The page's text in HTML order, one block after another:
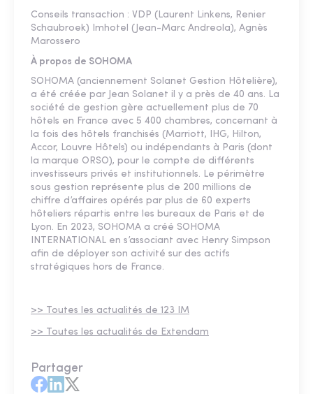
Conseils transaction : VDP (Laurent Linkens, Renier
Schaubroek) Imhotel (Jean-Marc Andreola), Agnès
Marossero
À propos de SOHOMA
SOHOMA (anciennement Solanet Gestion Hôtelière),
a été créée par Jean Solanet il y a près de 40 ans. La
société de gestion gère actuellement plus de 70
hôtels en France avec 5 400 chambres, concernant à
la fois des hôtels franchisés (Marriott, IHG, Hilton,
Accor, Louvre Hôtels) ou indépendants à Paris (dont
la marque ORSO), pour le compte de différents
investisseurs privés et institutionnels. Le périmètre
sous gestion représente plus de 200 millions de
chiffre d’affaires opérés par plus de 60 experts
hôteliers répartis entre les bureaux de Paris et de
Lyon. En 2023, SOHOMA a créé SOHOMA
INTERNATIONAL en s’associant avec Henry Simpson
afin de déployer son activité sur des actifs
stratégiques hors de France.
>> Toutes les actualités de 123 IM
>> Toutes les actualités de Extendam
Partager